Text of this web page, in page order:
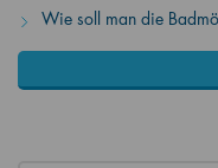
Wie soll man die